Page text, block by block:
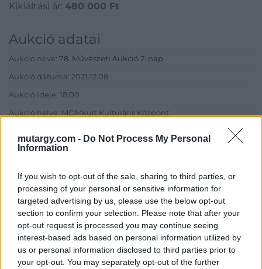
mutargy.com - Do Not Process My Personal
Information
If you wish to opt-out of the sale, sharing to third parties, or
processing of your personal or sensitive information for
targeted advertising by us, please use the below opt-out
section to confirm your selection. Please note that after your
opt-out request is processed you may continue seeing
interest-based ads based on personal information utilized by
us or personal information disclosed to third parties prior to
your opt-out. You may separately opt-out of the further
Kikiáltási ár: 480 000 Ft
Aukció adatai
Aukció neve: 78. Művészeti Aukció 2. nap
Aukció dátuma: 2021.12.08
Aukció ideje: 18:00
Aukció helye: MOMkult Kulturális Központ
Eladó:BÁV ART Aukciósház és
Galéria
Cím: BÁV ZRt.
1027 Budapest, Csalogány u.
23-33.
Telefon: (06 1) 331 0513